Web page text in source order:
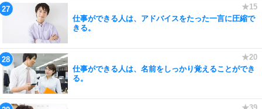
仕事ができる人は、アドバイスをたった一言に圧縮で
きる。
仕事ができる人は、名前をしっかり覚えることができ
る。